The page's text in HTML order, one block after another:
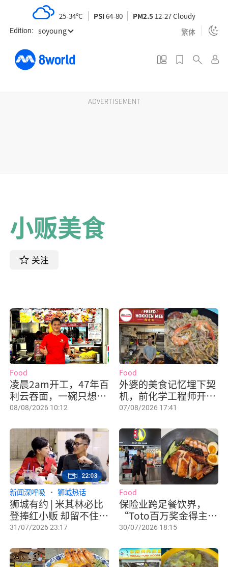
t
Edition: soyoung 繁体
25-34ºC PSI64-80 PM2.5 12-27 Cloudy
ADVERTISEMENT
小贩美食
关注
凌晨2am开工，47年百
利云吞面，一碗只想卖
$4.50！
Food
08/08/2026 10:12
外婆的美食记忆埋下契
机，前化学工程师开档
卖“吃不腻”的炒福建
Food
07/08/2026 17:41
狮城有约 | 米其林必比
登捧红小贩 却留不住我
们童年的味道？
新闻深呼吸 狮城热话
31/07/2026 23:17
22:03
保险业跨足餐饮界，
“Toto百万奖金得主”
开档卖肉干风味叉烧、
Food
30/07/2026 18:15